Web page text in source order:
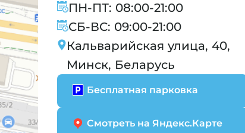
ПН-ПТ: 08:00-21:00
СБ-ВС: 09:00-21:00
Кальварийская улица, 40,
Минск, Беларусь
Бесплатная парковка
Смотреть на Яндекс.Карте